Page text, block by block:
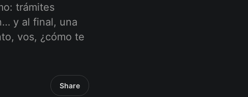
trámites
y al final, una
vos, ¿cómo te
Share